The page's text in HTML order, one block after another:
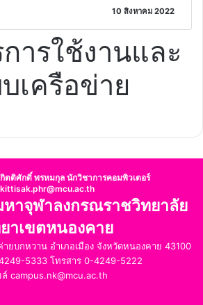
10 สิงหาคม 2022
ารใช้งานและ
เครือข่าย
ติศักดิ์ พรหมกุล นักวิชาการคอมพิวเตอร์
kittisak.phr@mcu.ac.th
าจุฬาลงกรณราชวิทยาลัย
าเขตหนองคาย
ยบกหวาน อำเภอเมือง จังหวัดหนองคาย 43100
5333 โทรสาร 0-4249-5222
ล์ campus.nk@mcu.ac.th